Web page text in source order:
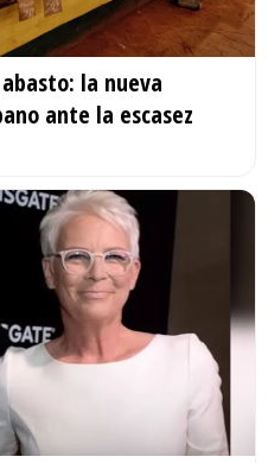
la nueva
ante la escasez